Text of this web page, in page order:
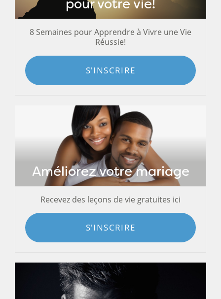
pour votre vie!
8 Semaines pour Apprendre à Vivre une Vie
Réussie!
S'INSCRIRE
Améliorez votre mariage
Recevez des leçons de vie gratuites ici
S'INSCRIRE